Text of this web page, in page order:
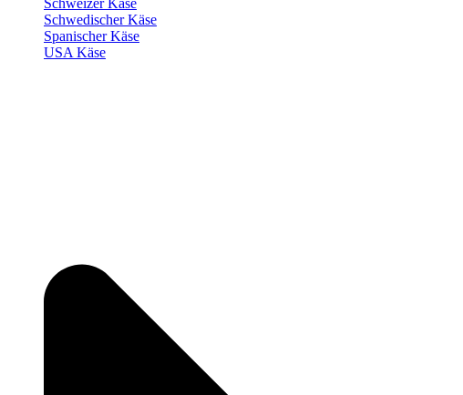
Schweizer Käse
Schwedischer Käse
Spanischer Käse
USA Käse